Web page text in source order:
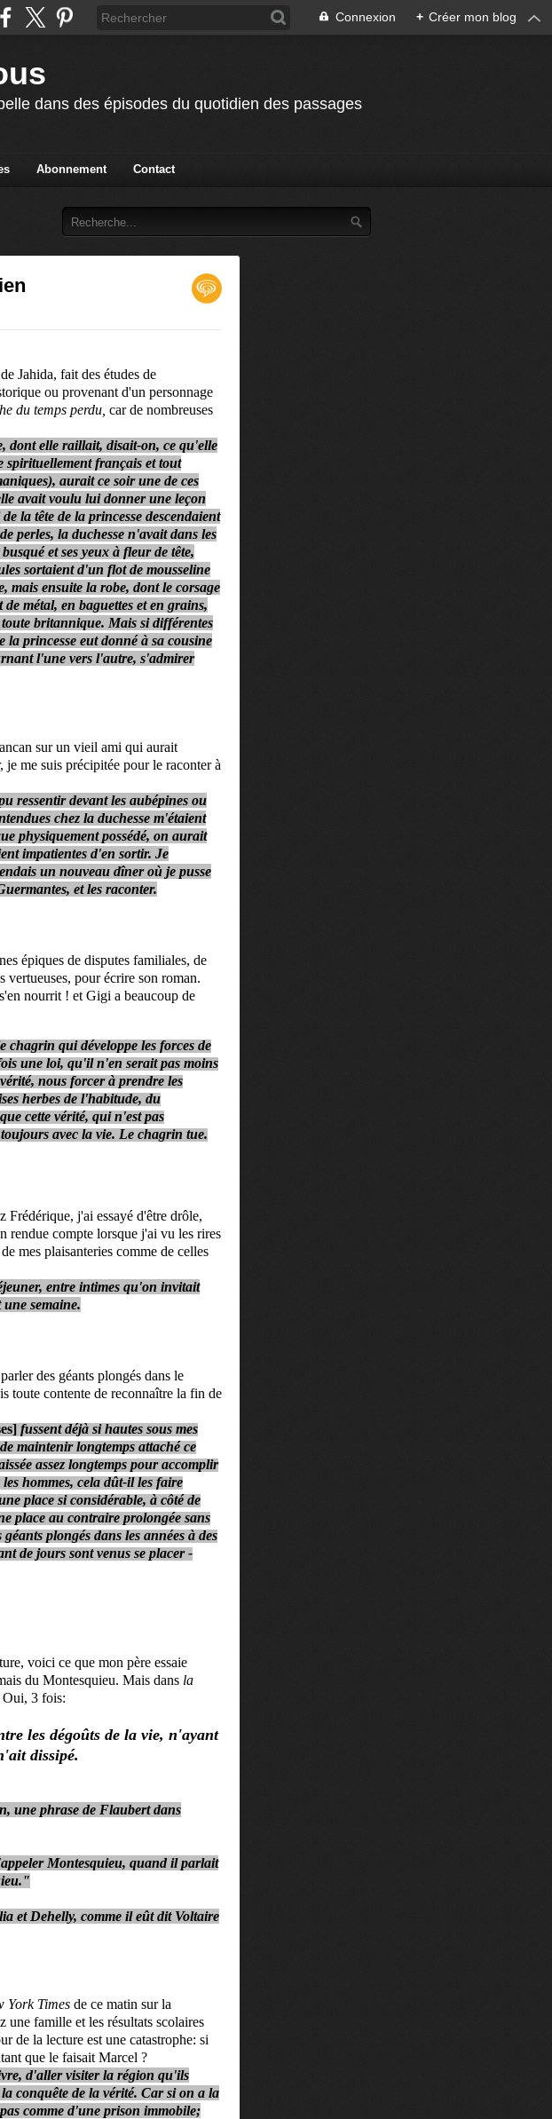
Connexion + Créer mon blog
dans des épisodes du quotidien des passages
Abonnement Contact
Jahida, fait des études de
ou provenant d'un personnage
du temps perdu, car de nombreuses
dont elle raillait, disait-on, ce qu'elle
spirituellement français et tout
aurait ce soir une de ces
avait voulu lui donner une leçon
la tête de la princesse descendaient
perles, la duchesse n'avait dans les
et ses yeux à fleur de tête,
sortaient d'un flot de mousseline
mais ensuite la robe, dont le corsage
métal, en baguettes et en grains,
britannique. Mais si différentes
la princesse eut donné à sa cousine
l'une vers l'autre, s'admirer
sur un vieil ami qui aurait
me suis précipitée pour le raconter à
ressentir devant les aubépines ou
chez la duchesse m'étaient
physiquement possédé, on aurait
impatientes d'en sortir. Je
un nouveau dîner où je pusse
et les raconter.
épiques de disputes familiales, de
vertueuses, pour écrire son roman.
nourrit ! et Gigi a beaucoup de
chagrin qui développe les forces de
une loi, qu'il n'en serait pas moins
nous forcer à prendre les
herbes de l'habitude, du
cette vérité, qui n'est pas
avec la vie. Le chagrin tue.
Frédérique, j'ai essayé d'être drôle,
rendue compte lorsque j'ai vu les rires
mes plaisanteries comme de celles
entre intimes qu'on invitait
une semaine.
des géants plongés dans le
toute contente de reconnaître la fin de
fussent déjà si hautes sous mes
maintenir longtemps attaché ce
assez longtemps pour accomplir
hommes, cela dût-il les faire
place si considérable, à côté de
place au contraire prolongée sans
plongés dans les années à des
de jours sont venus se placer -
voici ce que mon père essaie
du Montesquieu. Mais dans la
Oui, 3 fois:
les dégoûts de la vie, n'ayant
dissipé.
une phrase de Flaubert dans
Montesquieu, quand il parlait
et Dehelly, comme il eût dit Voltaire
York Times de ce matin sur la
famille et les résultats scolaires
de la lecture est une catastrophe: si
que le faisait Marcel ?
d'aller visiter la région qu'ils
conquête de la vérité. Car si on a la
comme d'une prison immobile;